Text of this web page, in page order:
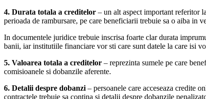
4. Durata totala a creditelor – un alt aspect important referitor
perioada de rambursare, pe care beneficiarii trebuie sa o aiba in
In documentele juridice trebuie inscrisa foarte clar durata
banii, iar institutiile financiare vor sti care sunt datele la care isi
5. Valoarea totala a creditelor – reprezinta sumele pe care
comisioanele si dobanzile aferente.
6. Detalii despre dobanzi – persoanele care acceseaza credite
contractele trebuie sa contina si detalii despre dobanzile